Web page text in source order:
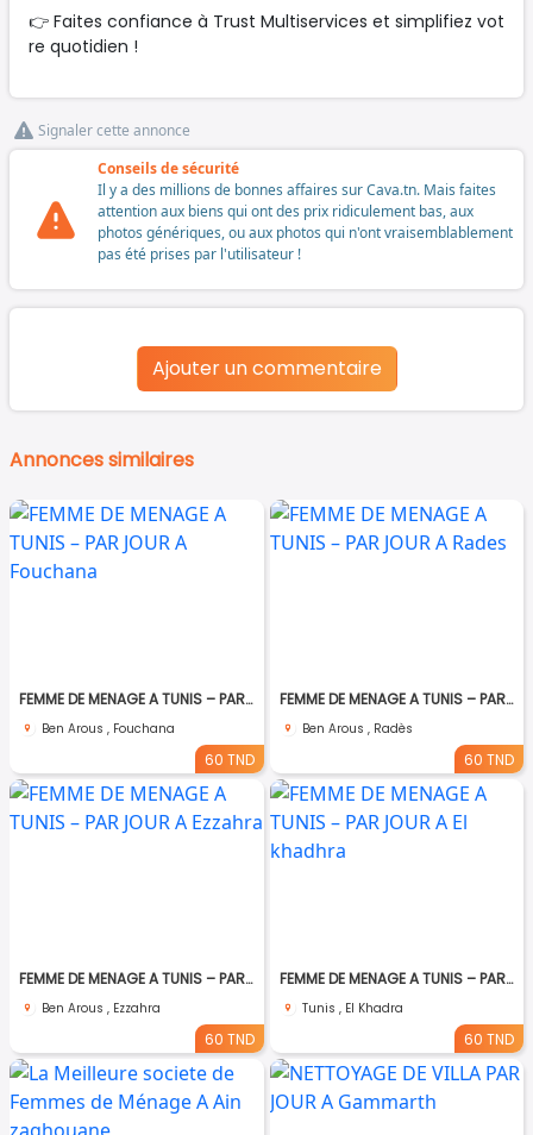
👉 Faites confiance à Trust Multiservices et simplifiez vot
re quotidien !
Signaler cette annonce
Conseils de sécurité
Il y a des millions de bonnes affaires sur Cava.tn. Mais faites
attention aux biens qui ont des prix ridiculement bas, aux
photos génériques, ou aux photos qui n'ont vraisemblablement
pas été prises par l'utilisateur !
Ajouter un commentaire
Annonces similaires
FEMME DE MENAGE A TUNIS – PAR JOUR A Fouchana
Ben Arous , Fouchana
60 TND
FEMME DE MENAGE A TUNIS – PAR JOUR A Rades
Ben Arous , Radès
60 TND
FEMME DE MENAGE A TUNIS – PAR JOUR A Ezzahra
Ben Arous , Ezzahra
60 TND
FEMME DE MENAGE A TUNIS – PAR JOUR A El khadhra
Tunis , El Khadra
60 TND